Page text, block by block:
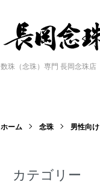
数珠（念珠）専門 長岡念珠店
ホーム 念珠 男性向け
カテゴリー